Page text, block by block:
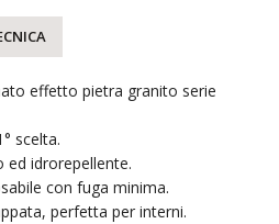
effetto pietra granito serie
scelta.
idrorepellente.
con fuga minima.
perfetta per interni.